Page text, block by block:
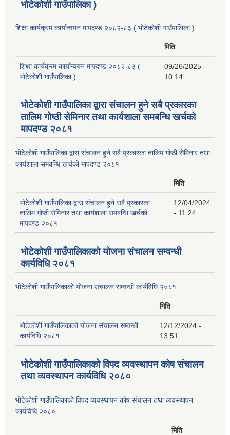
भोटेकोशी गाउँपालिका )
शिक्षा कार्यक्रम कार्यान्वयन मापदण्ड २०८२-८३ ( भोटेकोशी गाउँपालिका )
मिति
शिक्षा कार्यक्रम कार्यान्वयन मापदण्ड २०८२-८३ (
भोटेकोशी गाउँपालिका )
09/26/2025 -
10:14
भोटेकोशी गाउँपालिका द्वारा संचालन हुने सबै प्रकारका
तालिम गोष्ठी सेमिनार तथा कार्यशाला समबन्धि खर्चको
मापदण्ड २०८१
भोटेकोशी गाउँपालिका द्वारा संचालन हुने सबै प्रकारका तालिम गोष्ठी सेमिनार तथा
कार्यशाला समबन्धि खर्चको मापदण्ड २०८१
मिति
भोटेकोशी गाउँपालिका द्वारा संचालन हुने सबै प्रकारका
तालिम गोष्ठी सेमिनार तथा कार्यशाला समबन्धि खर्चको
मापदण्ड २०८१
12/04/2024
- 11:24
भोटेकोशी गाउँपालिकाको योजना संचालन सम्वन्धी
कार्यविधि २०८१
भोटेकोशी गाउँपालिकाको योजना संचालन सम्वन्धी कार्यविधि २०८१
मिति
भोटेकोशी गाउँपालिकाको योजना संचालन सम्वन्धी
कार्यविधि २०८१
12/12/2024 -
13:51
भोटेकोशी गाउँपालिकाको विपद व्यवस्थापन कोष संचालन
तथा व्यवस्थापन कार्यविधि २०८०
भोटेकोशी गाउँपालिकाको विपद व्यवस्थापन कोष संचालन तथा व्यवस्थापन
कार्यविधि २०८०
मिति